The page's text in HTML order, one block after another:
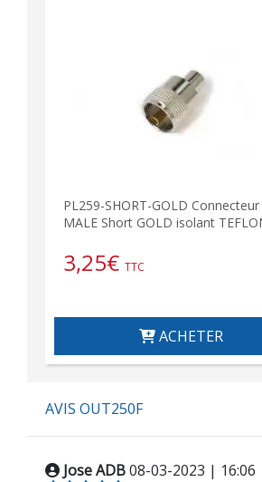
PL259-SHORT-GOLD
MALE Short GOLD isolant
3,25€ TTC
ACHETER
AVIS OUT250F
Jose ADB08-03-2023 | 16:06